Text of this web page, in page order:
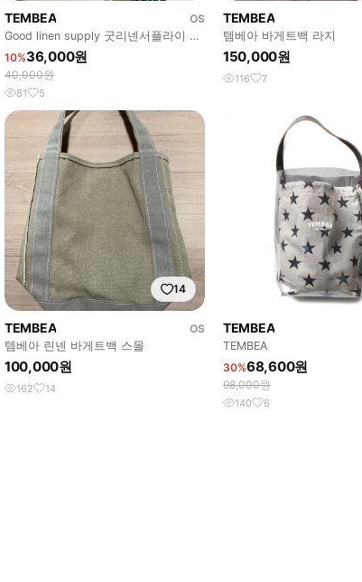
TEMBEA
OS
Good linen supply 굿리넨서플라이 에
코백
10%36,000원
40,000원
81 5
TEMBEA
템베아 바게트백 라지
150,000원
116 7
14
TEMBEA
OS
템베아 린넨 바게트백 스몰
100,000원
162 14
TEMBEA
TEMBEA
30%68,600원
98,000원
140 6